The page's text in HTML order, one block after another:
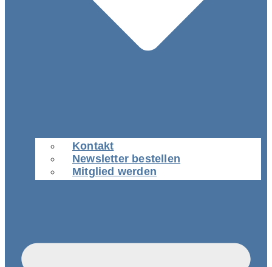
Kontakt
Newsletter bestellen
Mitglied werden